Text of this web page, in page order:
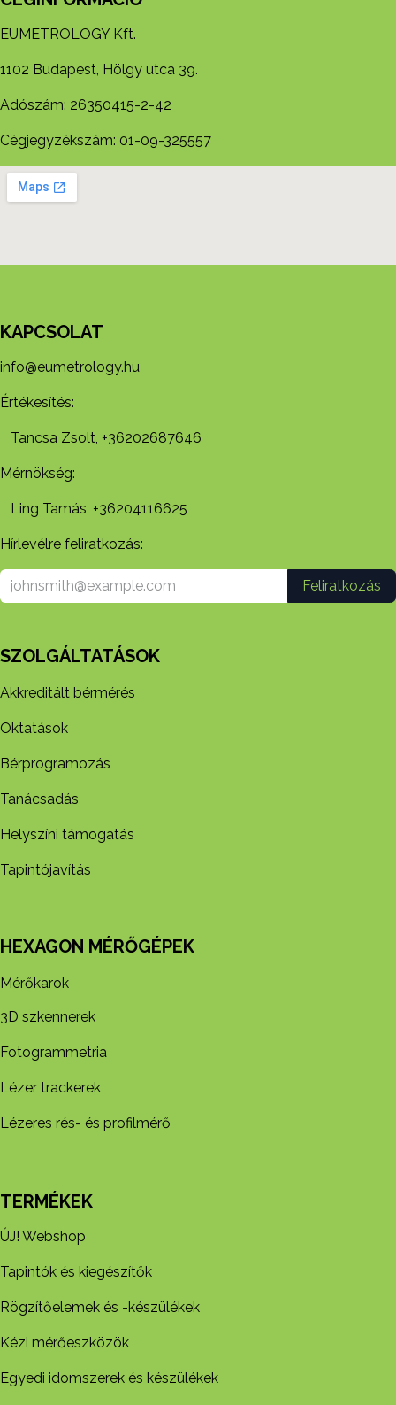
EUMETROLOGY Kft.
1102 Budapest, Hölgy utca 39.
Adószám: 26350415-2-42
Cégjegyzékszám: 01-09-325557
KAPCSOLAT
info@eumetrology.hu
Értékesítés:
Tancsa Zsolt, +36202687646
Mérnökség:
Ling Tamás, +36204116625
Hírlevélre feliratkozás:
Feliratkozás
SZOLGÁLTATÁSOK
Akkreditált bérmérés
Oktatások
Bérprogramozás
Tanácsadás
Helyszíni támogatás
Tapintójavítás
HEXAGON MÉRŐGÉPEK
Mérőkarok
3D szkennerek
Fotogrammetria
Lézer trackerek
Lézeres rés- és profilmérő
TERMÉKEK
ÚJ! Webshop
Tapintók és kiegészítők
Rögzítőelemek és -készül​ékek
Kézi mérőeszközök
Egyedi idomszerek és készülékek